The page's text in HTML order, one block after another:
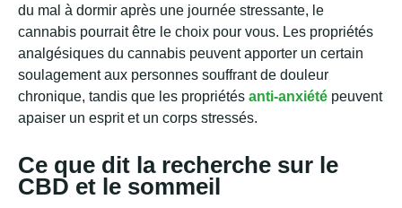
du mal à dormir après une journée stressante, le
cannabis pourrait être le choix pour vous. Les propriétés
analgésiques du cannabis peuvent apporter un certain
soulagement aux personnes souffrant de douleur
chronique, tandis que les propriétés anti-anxiété peuvent
apaiser un esprit et un corps stressés.
Ce que dit la recherche sur le
CBD et le sommeil